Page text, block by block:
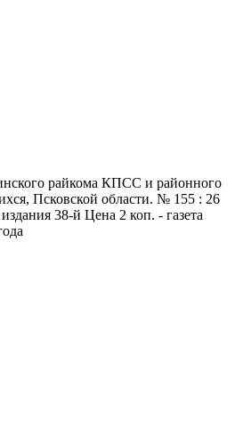
райкома КПСС и районного
Псковской области. № 155 : 26
38-й Цена 2 коп. - газета